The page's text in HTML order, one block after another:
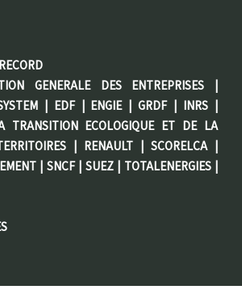
GENERALE DES ENTREPRISES |
| EDF | ENGIE | GRDF | INRS |
TRANSITION ECOLOGIQUE ET DE LA
| RENAULT | SCORELCA |
| SNCF | SUEZ | TOTALENERGIES |